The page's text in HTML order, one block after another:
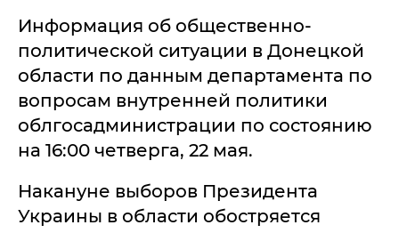
​Информация об общественно-
политической ситуации в Донецкой
области по данным департамента по
вопросам внутренней политики
облгосадминистрации по состоянию
на 16:00 четверга, 22 мая.
Накануне выборов Президента
Украины в области обостряется